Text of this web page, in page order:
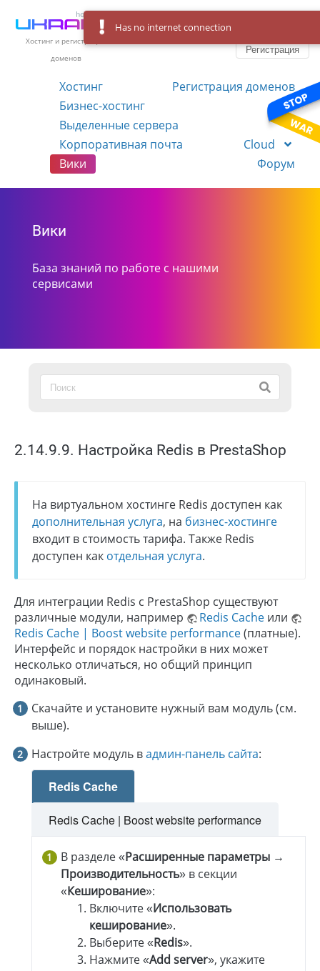
Хостинг и регистрация
доменов
Регистрация
Хостинг
Регистрация доменов
Бизнес-хостинг
VPS
Выделенные сервера
Корпоративная почта
Cloud
Вики
Форум
Вики
База знаний по работе с нашими
сервисами
2.14.9.9. Настройка Redis в PrestaShop
На виртуальном хостинге Redis доступен как
дополнительная услуга, на бизнес-хостинге
входит в стоимость тарифа. Также Redis
доступен как отдельная услуга.
Для интеграции Redis с PrestaShop существуют
различные модули, например
Redis Cache или
Redis Cache | Boost website performance(платные).
Интерфейс и порядок настройки в них может
несколько отличаться, но общий принцип
одинаковый.
Скачайте и установите нужный вам модуль (см.
выше).
Настройте модуль вадмин-панель сайта:
Redis Cache
Redis Cache | Boost website performance
В разделе «Расширенные параметры →
Производительность» в секции
«Кеширование»:
Включите «Использовать
кеширование».
Выберите «Redis».
Нажмите «Add server», укажите
Has no internet connection